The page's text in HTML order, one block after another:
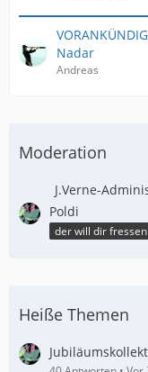
Nadar
Andreas
Moderation
J.Verne-
Poldi
der will dir fressen
Heiße Themen